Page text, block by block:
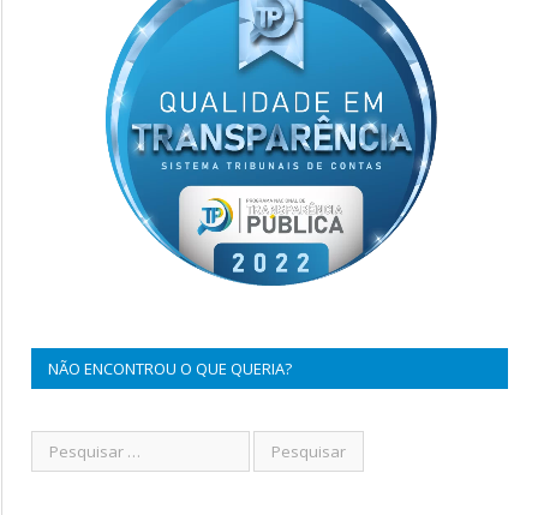
NÃO ENCONTROU O QUE QUERIA?